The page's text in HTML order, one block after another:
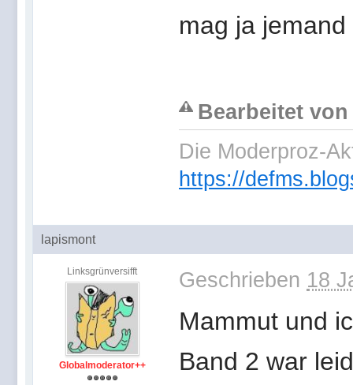
mag ja
Bearbeitet von
Die Moderproz-
https://
lapismont
Linksgrünversifft
Globalmoderator++
Geschrieben 18
Mammut und
Band 2 war